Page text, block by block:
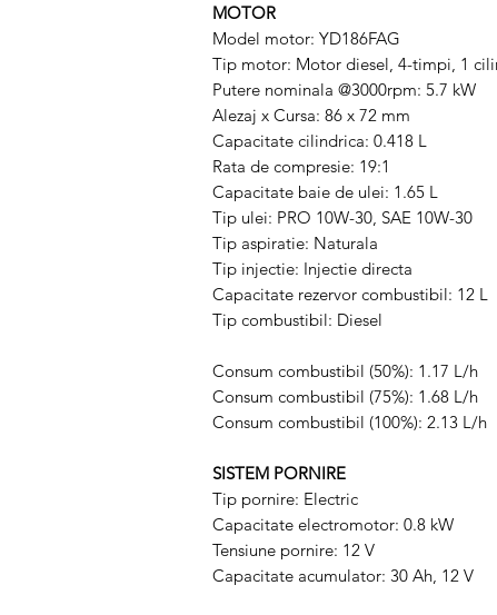
MOTOR
Model motor: YD186FAG
Tip motor: Motor diesel, 4-timpi, 1
Putere nominala @3000rpm: 5.7 kW
Alezaj x Cursa: 86 x 72 mm
Capacitate cilindrica: 0.418 L
Rata de compresie: 19:1
Capacitate baie de ulei: 1.65 L
Tip ulei: PRO 10W-30, SAE 10W-30
Tip aspiratie: Naturala
Tip injectie: Injectie directa
Capacitate rezervor combustibil: 12 L
Tip combustibil: Diesel
Consum combustibil (50%): 1.17 L/h
Consum combustibil (75%): 1.68 L/h
Consum combustibil (100%): 2.13 L/h
SISTEM PORNIRE
Tip pornire: Electric
Capacitate electromotor: 0.8 kW
Tensiune pornire: 12 V
Capacitate acumulator: 30 Ah, 12 V